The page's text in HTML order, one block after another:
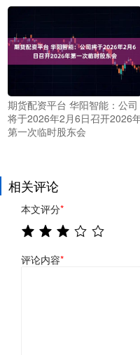
期货配资平台 华阳智能：公司
将于2026年2月6日召开2026
第一次临时股东会
相关评论
本文评分*
评论内容*